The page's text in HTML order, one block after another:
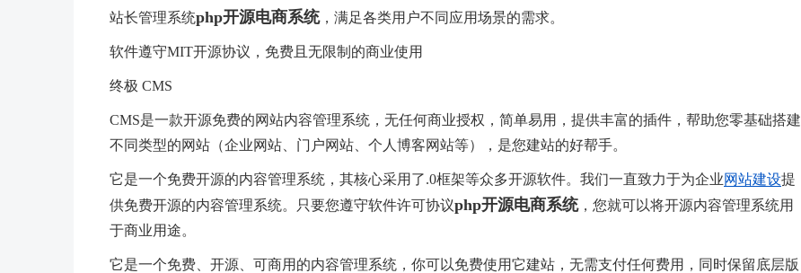
站长管理系统php开源电商系统 ，满足各类用户不同应用场景的需求。
软件遵守MIT开源协议，免费且无限制的商业使用
终极 CMS
CMS是一款开源免费的网站内容管理系统，无任何商业授权，简单易用，提供丰富的插件，帮助您零基础搭建
不同类型的网站（企业网站、门户网站、个人博客网站等），是您建站的好帮手。
它是一个免费开源的内容管理系统，其核心采用了.0框架等众多开源软件。我们一直致力于为企业网站建设提
供免费开源的内容管理系统。只要您遵守软件许可协议php开源电商系统 ，您就可以将开源内容管理系统用
于商业用途。
它是一个免费、开源、可商用的内容管理系统，你可以免费使用它建站，无需支付任何费用，同时保留底层版